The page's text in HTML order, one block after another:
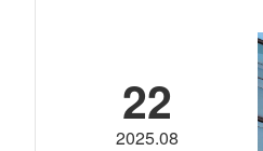
22
2025.08